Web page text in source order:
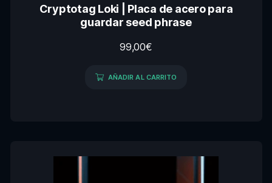
Cryptotag Loki | Placa de acero para
guardar seed phrase
99,00€
AÑADIR AL CARRITO